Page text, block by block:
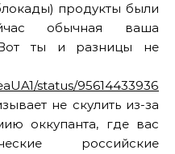
продукты были
обычная ваша
Вот ты и разницы не
status/
не скулить из-за
оккупанта, где вас
российские